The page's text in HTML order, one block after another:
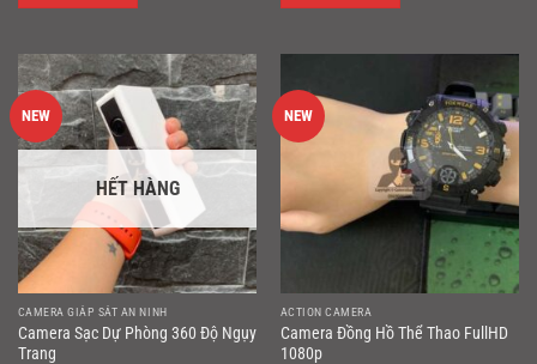
NEW
HẾT HÀNG
CAMERA GIÁP SÁT AN NINH
Camera Sạc Dự Phòng 360 Độ Ngụy
Trang
NEW
ACTION CAMERA
Camera Đồng Hồ Thể Thao FullHD
1080p